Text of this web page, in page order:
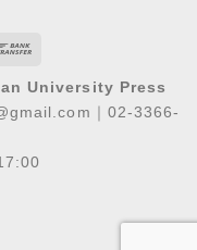
University Press
｜02-3366-